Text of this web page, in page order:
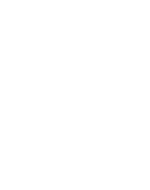
of a nonlinear
discrete spectral